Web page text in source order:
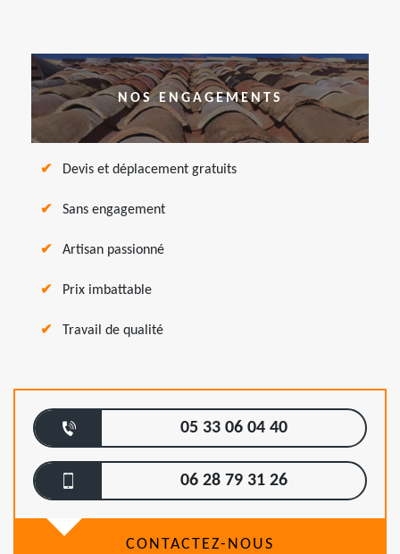
NOS ENGAGEMENTS
Devis et déplacement gratuits
Sans engagement
Artisan passionné
Prix imbattable
Travail de qualité
05 33 06 04 40
06 28 79 31 26
CONTACTEZ-NOUS